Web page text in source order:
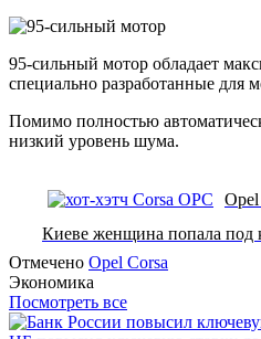
95-сильный мотор обладает
специально разработанные
Помимо полностью
низкий уровень шума.
Киеве женщина попала под
Отмечено Opel Corsa
Экономика
Посмотреть все